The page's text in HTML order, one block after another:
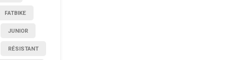
FATBIKE
JUNIOR
RÉSISTANT